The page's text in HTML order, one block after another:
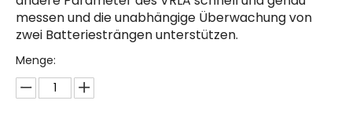
messen und die unabhängige Überwachung von
zwei Batteriesträngen unterstützen.
Menge: